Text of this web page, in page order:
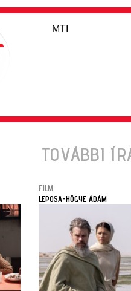
MTI
TOVÁBBI
FILM
LEPOSA-HŐGYE ÁDÁM